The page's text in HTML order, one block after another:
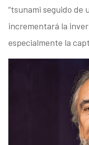
“tsunami seguido de
incrementará la
especialmente la